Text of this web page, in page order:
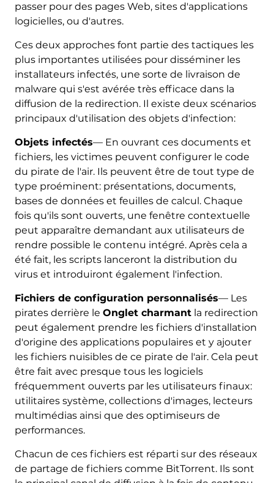
passer pour des pages Web, sites d'applications
logicielles, ou d'autres.
Ces deux approches font partie des tactiques les
plus importantes utilisées pour disséminer les
installateurs infectés, une sorte de livraison de
malware qui s'est avérée très efficace dans la
diffusion de la redirection. Il existe deux scénarios
principaux d'utilisation des objets d'infection:
Objets infectés— En ouvrant ces documents et
fichiers, les victimes peuvent configurer le code
du pirate de l'air. Ils peuvent être de tout type de
type proéminent: présentations, documents,
bases de données et feuilles de calcul. Chaque
fois qu'ils sont ouverts, une fenêtre contextuelle
peut apparaître demandant aux utilisateurs de
rendre possible le contenu intégré. Après cela a
été fait, les scripts lanceront la distribution du
virus et introduiront également l'infection.
Fichiers de configuration personnalisés— Les
pirates derrière le Onglet charmantla redirection
peut également prendre les fichiers d'installation
d'origine des applications populaires et y ajouter
les fichiers nuisibles de ce pirate de l'air. Cela peut
être fait avec presque tous les logiciels
fréquemment ouverts par les utilisateurs finaux:
utilitaires système, collections d'images, lecteurs
multimédias ainsi que des optimiseurs de
performances.
Chacun de ces fichiers est réparti sur des réseaux
de partage de fichiers comme BitTorrent. Ils sont